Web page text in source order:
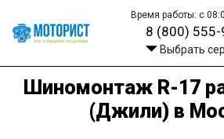
Время работы: с
8 (800) 555-
Выбрать
Шиномонтаж R-17
(Джили) в